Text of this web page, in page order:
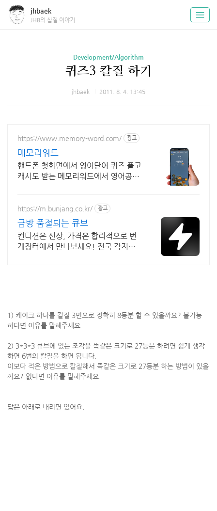
jhbaek
JHB의 삽질 이야기
Development/Algorithm
퀴즈3 칼질 하기
jhbaek 2011. 8. 4. 13:45
https://www.memory-word.com/ 광고
메모리워드
핸드폰 첫화면에서 영어단어 퀴즈 풀고
캐시도 받는 메모리워드에서 영어공부
https://m.bunjang.co.kr/ 광고
금방 품절되는 큐브
컨디션은 신상, 가격은 합리적으로 번
개장터에서 만나보세요! 전국 각지에
1) 케이크 하나를 칼질 3번으로 정확히 8등분 할 수 있을까요? 불가능
하다면 이유를 말해주세요.
2) 3*3*3 큐브에 있는 조각을 똑같은 크기로 27등분 하려면 쉽게 생각
하면 6번의 칼질을 하면 됩니다.
이보다 적은 방법으로 칼질해서 똑같은 크기로 27등분 하는 방법이 있을
까요? 없다면 이유를 말해주세요.
답은 아래로 내리면 있어요.